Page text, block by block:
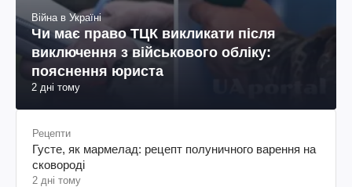
Війна в Україні
Чи має право ТЦК викликати після
виключення з військового обліку:
пояснення юриста
2 дні тому
Рецепти
Густе, як мармелад: рецепт полуничного варення на
сковороді
2 дні тому